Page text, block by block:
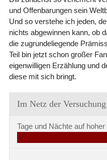
und Offenbarungen sein
Und so verstehe ich jeden,
nichts abgewinnen kann, ob
die zugrundeliegende
Teil bin jetzt schon großer
eigenwilligen Erzählung und
diese mit sich bringt.
Im Netz der Versuchung
Tage und Nächte auf hoher